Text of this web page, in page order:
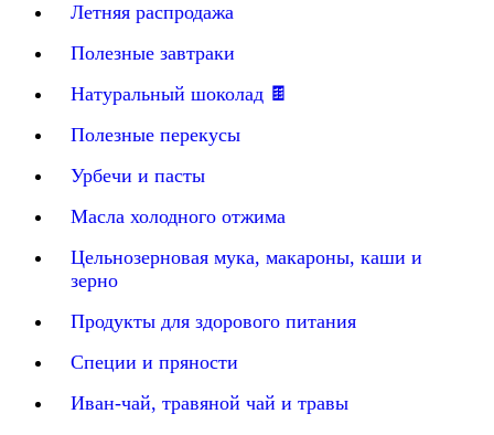
Летняя распродажа
Полезные завтраки
Натуральный шоколад 🍫
Полезные перекусы
Урбечи и пасты
Масла холодного отжима
Цельнозерновая мука, макароны, каши и
зерно
Продукты для здорового питания
Специи и пряности
Иван-чай, травяной чай и травы